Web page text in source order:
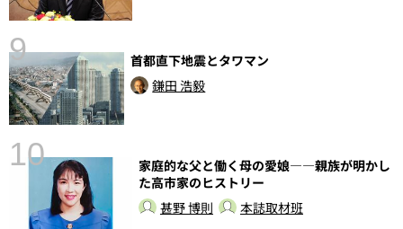
9
首都直下地震とタワマン
鎌田 浩毅
10
家庭的な父と働く母の愛娘――親族が明かし
た高市家のヒストリー
甚野 博則
本誌取材班